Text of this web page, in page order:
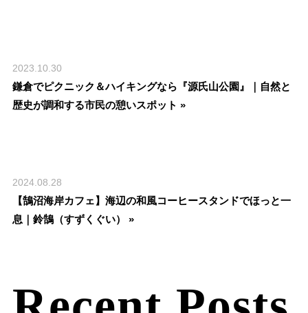
2023.10.30
鎌倉でピクニック＆ハイキングなら『源氏山公園』｜自然と
歴史が調和する市民の憩いスポット »
2024.08.28
【鵠沼海岸カフェ】海辺の和風コーヒースタンドでほっと一
息｜鈴鵠（すずくぐい） »